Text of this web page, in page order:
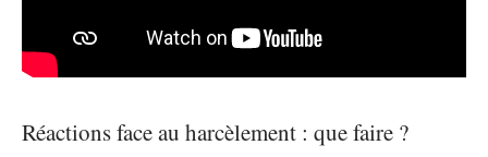
Réactions face au harcèlement : que faire ?